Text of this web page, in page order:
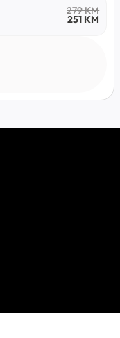
279KM
251 KM